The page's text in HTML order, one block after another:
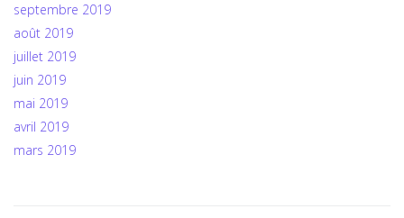
septembre 2019
août 2019
juillet 2019
juin 2019
mai 2019
avril 2019
mars 2019